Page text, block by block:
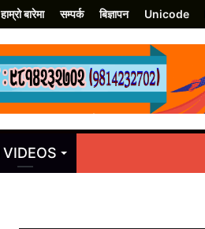
हाम्रो बारेमा सम्पर्क बिज्ञापन Unicode
VIDEOS